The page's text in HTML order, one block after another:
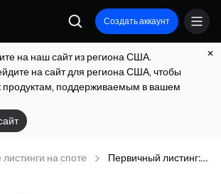
Создать аккаунт
на наш сайт из региона США.
на сайт для региона США, чтобы
продуктам, поддерживаемым в вашем
на споте
Первичный листинг: